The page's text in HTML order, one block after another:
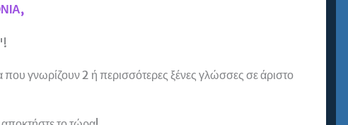
γνωρίζουν 2 ή περισσότερες ξένες γλώσσες σε άριστο